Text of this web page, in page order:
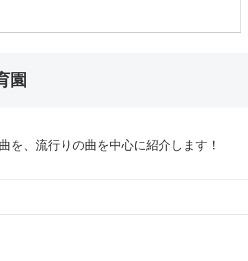
園
を、流行りの曲を中心に紹介します！